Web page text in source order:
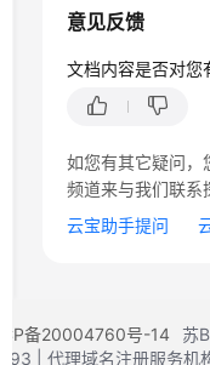
意见反馈
文档内容是否对您
如您有其它疑问，
频道来与我们联系
云宝助手提问
ICP备20004760号-14 苏
| 代理域名注册服务机